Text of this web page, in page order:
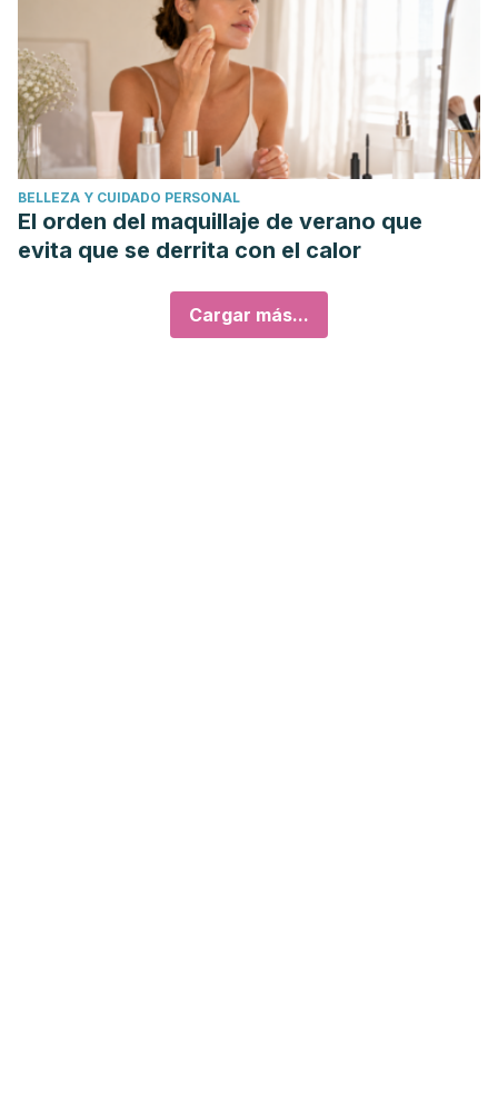
BELLEZA Y CUIDADO PERSONAL
El orden del maquillaje de verano que
evita que se derrita con el calor
Cargar más...